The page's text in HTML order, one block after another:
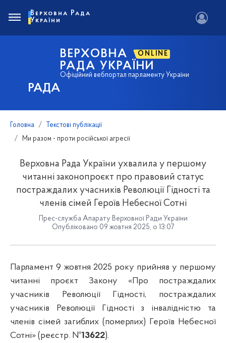
РАДА
ВЕРХОВНА ONLINE
РАДА УКРАЇНИ
Офіційний вебпортал парламенту України
Верховна Рада
України
Головна
Текстові публікації
Ми разом - проти російської агресії
Верховна Рада України ухвалила у першому
читанні законопроєкт про правовий статус
постраждалих учасників Революції Гідності та
членів сімей Героїв Небесної Сотні
Прес-служба Апарату Верховної Ради України
Опубліковано 09 жовтня 2025, о 13:07
Парламент 9 жовтня 2025 року прийняв у першому
читанні проєкт Закону «Про постраждалих
учасників Революції Гідності, постраждалих
учасників Революції Гідності з інвалідністю та
членів сімей загиблих (померлих) Героїв Небесної
Сотні» (реєстр. №13622).